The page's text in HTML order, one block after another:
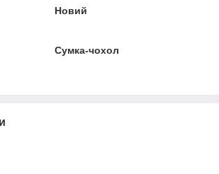
Новий
Сумка-чохол